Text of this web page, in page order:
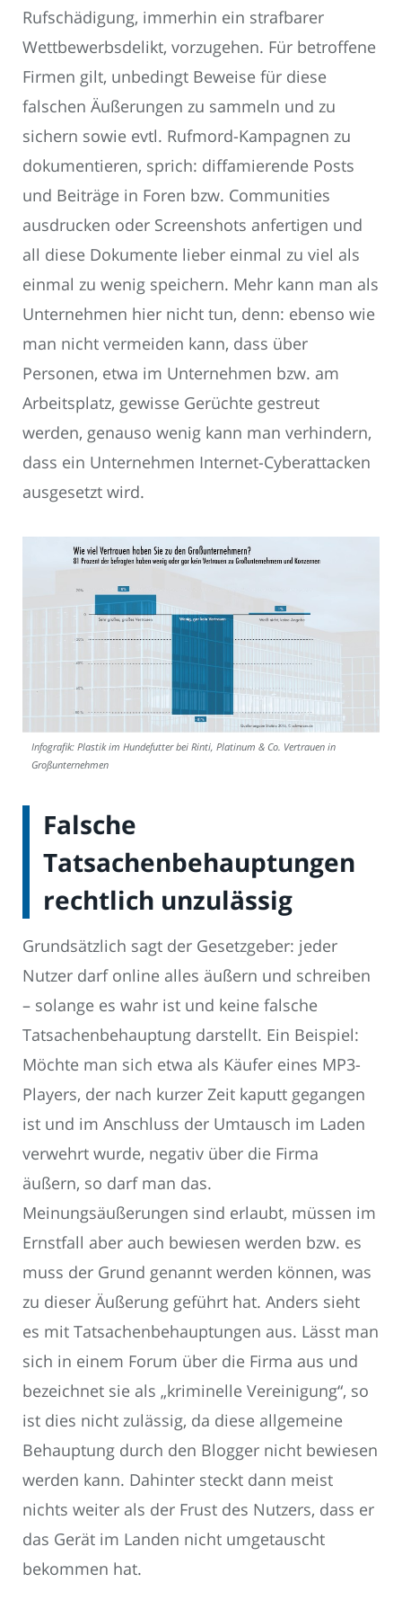
Rufschädigung, immerhin ein strafbarer
Wettbewerbsdelikt, vorzugehen. Für betroffene
Firmen gilt, unbedingt Beweise für diese
falschen Äußerungen zu sammeln und zu
sichern sowie evtl. Rufmord-Kampagnen zu
dokumentieren, sprich: diffamierende Posts
und Beiträge in Foren bzw. Communities
ausdrucken oder Screenshots anfertigen und
all diese Dokumente lieber einmal zu viel als
einmal zu wenig speichern. Mehr kann man als
Unternehmen hier nicht tun, denn: ebenso wie
man nicht vermeiden kann, dass über
Personen, etwa im Unternehmen bzw. am
Arbeitsplatz, gewisse Gerüchte gestreut
werden, genauso wenig kann man verhindern,
dass ein Unternehmen Internet-Cyberattacken
ausgesetzt wird.
Infografik: Plastik im Hundefutter bei Rinti, Platinum & Co. Vertrauen in
Großunternehmen
Falsche
Tatsachenbehauptungen
rechtlich unzulässig
Grundsätzlich sagt der Gesetzgeber: jeder
Nutzer darf online alles äußern und schreiben
– solange es wahr ist und keine falsche
Tatsachenbehauptung darstellt. Ein Beispiel:
Möchte man sich etwa als Käufer eines MP3-
Players, der nach kurzer Zeit kaputt gegangen
ist und im Anschluss der Umtausch im Laden
verwehrt wurde, negativ über die Firma
äußern, so darf man das.
Meinungsäußerungen sind erlaubt, müssen im
Ernstfall aber auch bewiesen werden bzw. es
muss der Grund genannt werden können, was
zu dieser Äußerung geführt hat. Anders sieht
es mit Tatsachenbehauptungen aus. Lässt man
sich in einem Forum über die Firma aus und
bezeichnet sie als „kriminelle Vereinigung“, so
ist dies nicht zulässig, da diese allgemeine
Behauptung durch den Blogger nicht bewiesen
werden kann. Dahinter steckt dann meist
nichts weiter als der Frust des Nutzers, dass er
das Gerät im Landen nicht umgetauscht
bekommen hat.